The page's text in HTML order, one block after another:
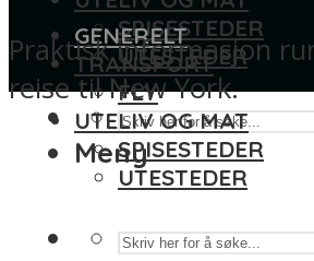
SPISESTEDER
UTESTEDER
Meny
GENERELT
TRANSPORT
FLY
UTELIV OG MAT
SPISESTEDER
UTESTEDER
Praktisk informasjon
reise til New York.